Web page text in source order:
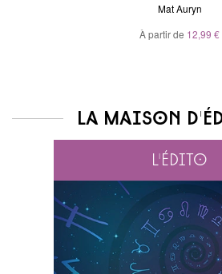
Mat Auryn
À partir de 12,99 €
La maison
L'édito